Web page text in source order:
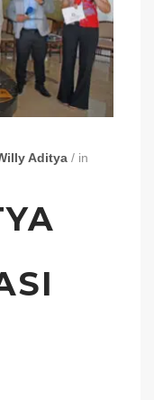
Aditya / in